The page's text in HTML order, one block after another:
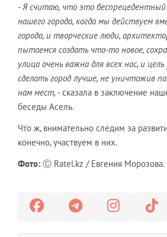
- Я считаю, что это
нашего города, когда мы действуем
города, и творческие люди,
пытаемся создать что-то новое,
улица очень важна для всех нас, и
сделать город лучше, не уничтожив
нам мест, - сказала в заключение
беседы Асель.
Что ж, внимательно следим за
конечно, участвуем в них.
Фото: Ⓒ Ratel.kz / Евгения Морозова.